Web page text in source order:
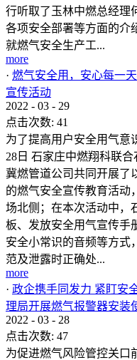
行听取了玉林中燃总经理
各项安全部署等方面的介
就燃气安全生产工...
more
· 燃气安全用，安心每一
宣传活动
2022 - 03 - 29
点击次数: 41
为了提高用户安全用气意
28日 石家庄中燃翔科联
冀燃管道公司共同开展了
的燃气安全宣传教育活动
场北侧；在本次活动中，
板、发放安全用气宣传手
安全小常识的音频等方式
范及泄露时正确处...
more
· 政企携手同发力 紧盯
理局开展燃气报警器安装
2022 - 03 - 28
点击次数: 47
为促进燃气风险管控关口